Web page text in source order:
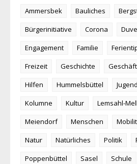
Ammersbek
Bauliches
Bürgerinitiative
Corona
Engagement
Familie
Freizeit
Geschichte
Hilfen
Hummelsbüttel
Kolumne
Kultur
Lemsahl-
Meiendorf
Menschen
Natur
Natürliches Politik
Poppenbüttel
Sasel Schule